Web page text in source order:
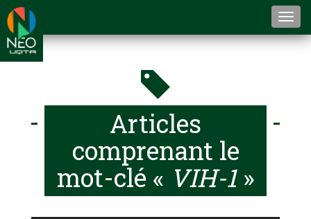
Articles
comprenant le
mot-clé « VIH-1 »